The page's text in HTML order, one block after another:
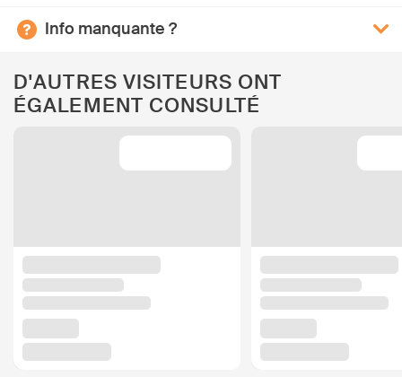
Info manquante ?
D'AUTRES VISITEURS ONT
ÉGALEMENT CONSULTÉ